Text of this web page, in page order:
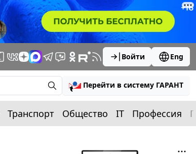
Войти Eng
Перейти в систему ГАРАНТ
Транспорт Общество IT Профессия